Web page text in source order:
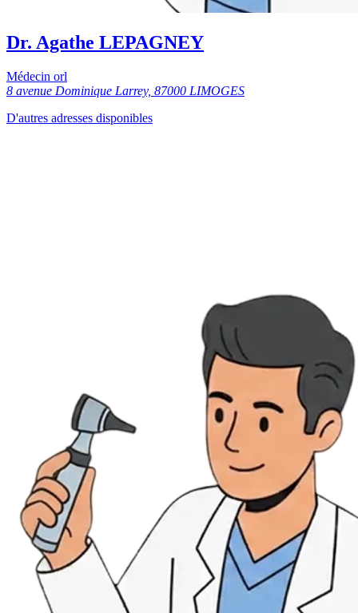
Dr. Agathe LEPAGNEY
Médecin orl
8 avenue Dominique Larrey, 87000 LIMOGES
D'autres adresses disponibles